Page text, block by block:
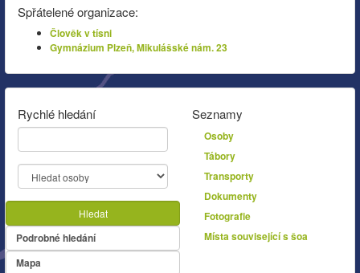
Spřátelené organizace:
Člověk v tísni
Gymnázium Plzeň, Mikulášské nám. 23
Rychlé hledání
Hledat
Podrobné hledání
Mapa
Seznamy
Osoby
Tábory
Transporty
Dokumenty
Fotografie
Místa související s šoa